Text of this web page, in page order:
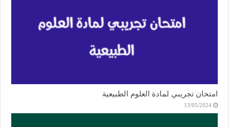
امتحان تجريبي لمادة العلوم الطبيعية
13/05/2024